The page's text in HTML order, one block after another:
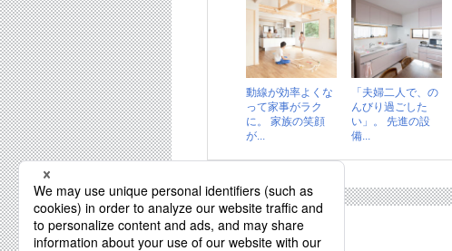
動線が効率よくな
って家事がラク
に。 家族の笑顔
が...
「夫婦二人で、の
んびり過ごした
い」。 先進の設
備...
近くのお店を探す